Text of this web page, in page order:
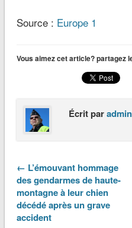
Source : Europe 1
Vous aimez cet article? partagez
Écrit paradmin
← L’émouvant hommage
des gendarmes de haute-
montagne à leur chien
décédé après un grave
accident